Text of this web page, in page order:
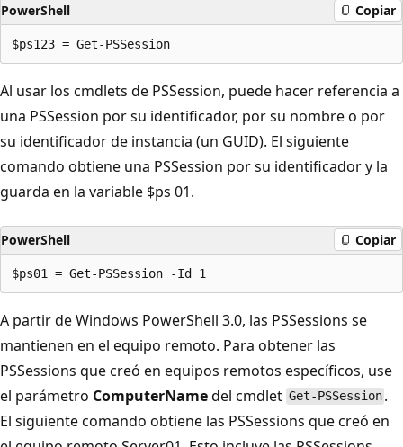
PowerShell Copiar
Al usar los cmdlets de PSSession, puede hacer referencia a
una PSSession por su identificador, por su nombre o por
su identificador de instancia (un GUID). El siguiente
comando obtiene una PSSession por su identificador y la
guarda en la variable $ps 01.
PowerShell Copiar
A partir de Windows PowerShell 3.0, las PSSessions se
mantienen en el equipo remoto. Para obtener las
PSSessions que creó en equipos remotos específicos, use
el parámetro ComputerNamedel cmdlet Get-PSSession .
El siguiente comando obtiene las PSSessions que creó en